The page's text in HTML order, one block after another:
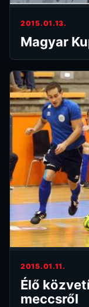
2015.01.13.
Magyar
2015.01.11.
Élő
meccsről